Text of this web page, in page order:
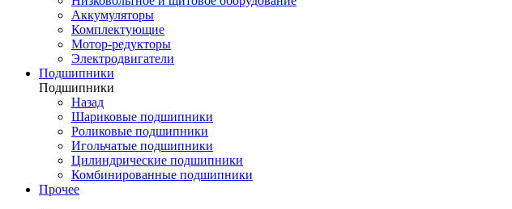
Аккумуляторы
Комплектующие
Мотор-редукторы
Электродвигатели
Подшипники
Подшипники
Назад
Шариковые подшипники
Роликовые подшипники
Игольчатые подшипники
Цилиндрические подшипники
Комбинированные подшипники
Прочее